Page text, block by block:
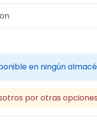
en ningún
por otras